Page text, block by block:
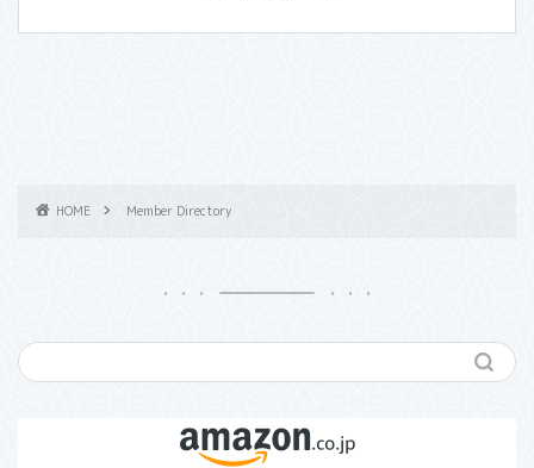
HOME Member Directory